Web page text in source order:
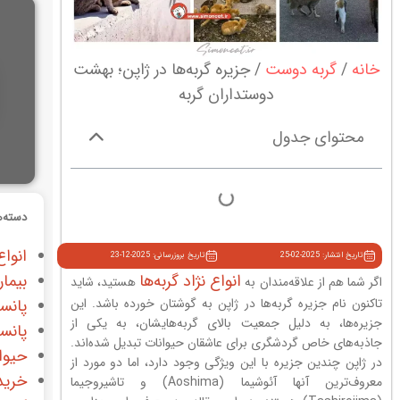
خانه گربه دوست جزیره گربه‌ها در ژاپن؛ بهشت
دوستداران گربه
محتوای جدول
تاریخ انتشار: 2025-02-25 تاریخ بروزرسانی: 2025-12-23
اگر شما هم از علاقه‌مندان به انواع نژاد گربه‌ها هستید، شاید
تاکنون نام جزیره گربه‌ها در ژاپن به گوشتان خورده باشد. این
جزیره‌ها، به دلیل جمعیت بالای گربه‌هایشان، به یکی از
جاذبه‌های خاص گردشگری برای عاشقان حیوانات تبدیل شده‌اند.
در ژاپن چندین جزیره با این ویژگی وجود دارد، اما دو مورد از
معروف‌ترین آنها آئوشیما (Aoshima) و تاشیروجیما